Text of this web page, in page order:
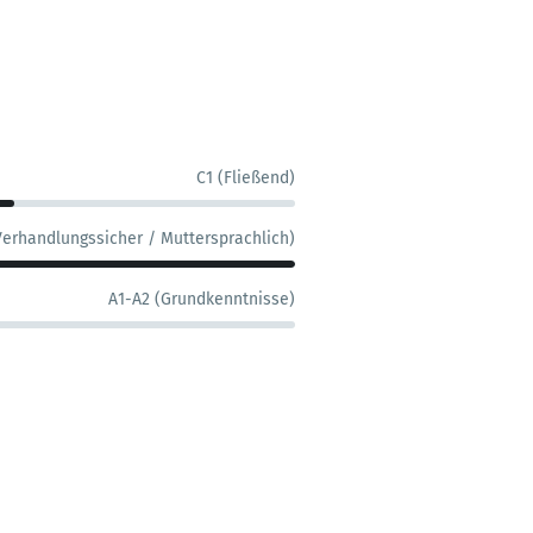
C1 (Fließend)
/ Muttersprachlich)
A1-A2 (Grundkenntnisse)